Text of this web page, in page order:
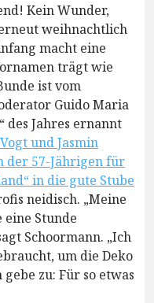
Kein Wunder,
weihnachtlich
macht eine
trägt wie
ist vom
Guido Maria
des Jahres ernannt
und Jasmin
der 57-Jährigen für
in die gute Stube
neidisch. „Meine
eine Stunde
Schoormann. „Ich
um die Deko
zu: Für so etwas